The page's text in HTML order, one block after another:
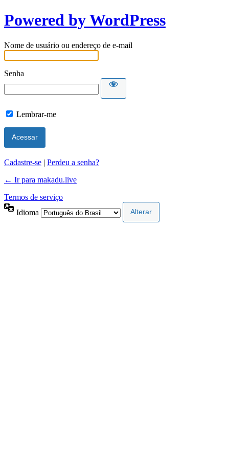
Powered by WordPress
Nome de usuário ou endereço de e-mail
Senha
Lembrar-me
Cadastre-se | Perdeu a senha?
← Ir para makadu.live
Termos de serviço
Idioma